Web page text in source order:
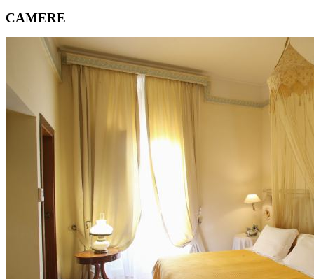
CAMERE